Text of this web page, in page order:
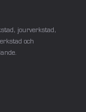
jourverkstad,
och